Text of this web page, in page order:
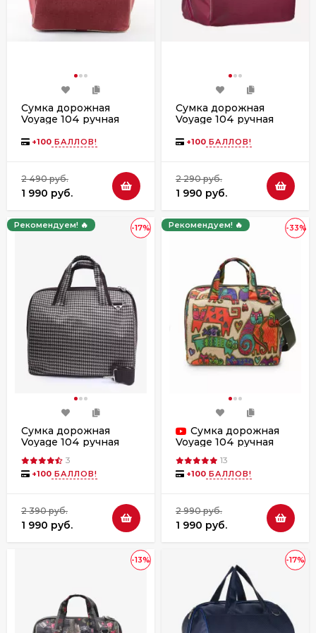
Сумка дорожная
Voyage 104 ручная
джинс
+100 БАЛЛОВ!
2 490 руб.
1 990 руб.
Сумка дорожная
Voyage 104 ручная
бордовая
+100 БАЛЛОВ!
2 290 руб.
1 990 руб.
-17%
Рекомендуем! 🔥
Сумка дорожная
Voyage 104 ручная
лапка
3
+100 БАЛЛОВ!
2 390 руб.
1 990 руб.
-33%
Рекомендуем! 🔥
Сумка дорожная
Voyage 104 ручная
13
+100 БАЛЛОВ!
2 990 руб.
1 990 руб.
-13% -17%